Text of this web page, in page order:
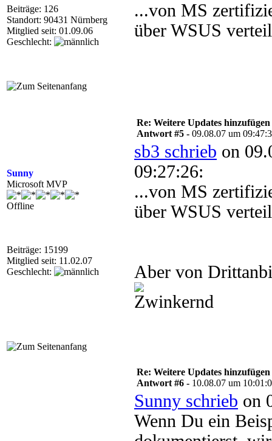
Beiträge: 126
Standort: 90431 Nürnberg
Mitglied seit: 01.09.06
Geschlecht:
...von MS
über WSUS
Sunny
Microsoft MVP
Offline
Beiträge: 15199
Mitglied seit: 11.02.07
Geschlecht:
Re: Weitere Updates hinzufügen
Antwort #5 - 09.08.07 um
sb3 schrieb on
09:27:26:
...von MS
über WSUS
Aber von
Re: Weitere Updates hinzufügen
Antwort #6 - 10.08.07 um
Sunny schrieb on
Wenn Du ein